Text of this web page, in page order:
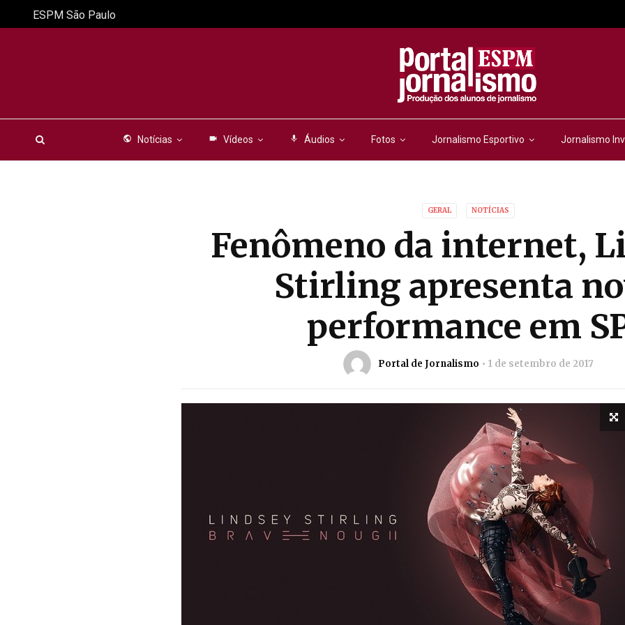
public Notícias videocam Vídeos mic Áudios Fotos Jornalismo Esportivo Jornalismo
ESPM São Paulo
GERAL NOTÍCIAS
Fenômeno da internet,
Stirling apresenta
performance em
Portal de Jornalismo 1 de setembro de 2017